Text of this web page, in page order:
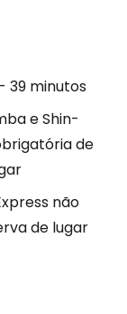
39 minutos
e Shin-
de
não
de lugar